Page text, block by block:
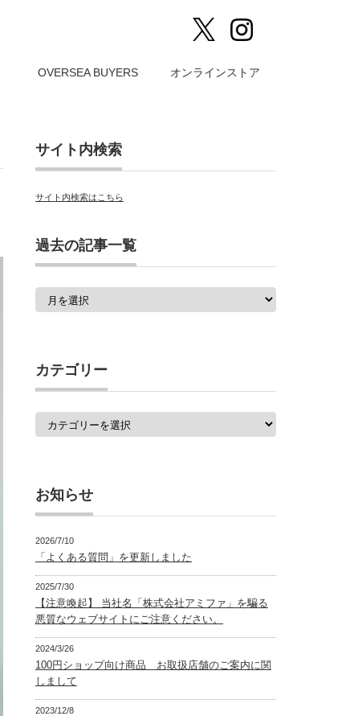
OVERSEA BUYERS オンラインストア
サイト内検索
サイト内検索はこちら
過去の記事一覧
過
覧
カテゴリー
カ
お知らせ
2026/7/10
「よくある質問」を更新しました
2025/7/30
【注意喚起】 当社名「株式会社アミファ」を騙る
悪質なウェブサイトにご注意ください。
2024/3/26
100円ショップ向け商品 お取扱店舗のご案内に関
しまして
2023/12/8